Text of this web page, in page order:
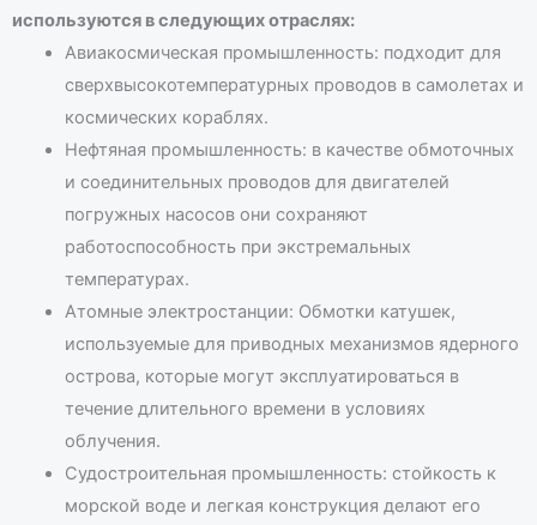
используются в следующих отраслях:
Авиакосмическая промышленность: подходит для
сверхвысокотемпературных проводов в самолетах и
космических кораблях.
Нефтяная промышленность: в качестве обмоточных
и соединительных проводов для двигателей
погружных насосов они сохраняют
работоспособность при экстремальных
температурах.
Атомные электростанции: Обмотки катушек,
используемые для приводных механизмов ядерного
острова, которые могут эксплуатироваться в
течение длительного времени в условиях
облучения.
Судостроительная промышленность: стойкость к
морской воде и легкая конструкция делают его